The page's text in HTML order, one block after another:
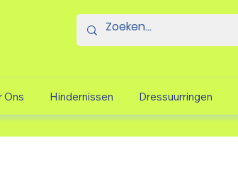
Ons Hindernissen Dressuurringen